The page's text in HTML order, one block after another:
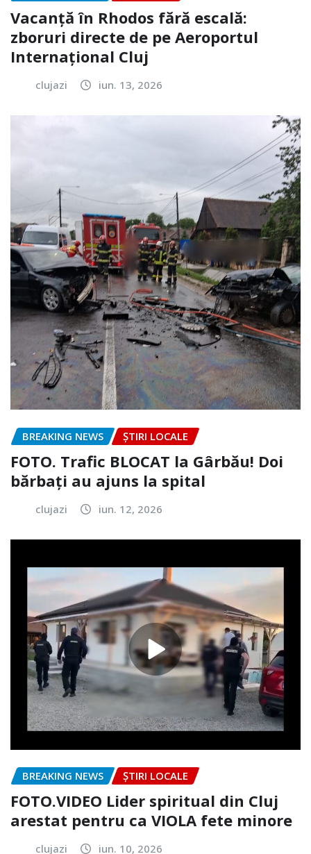
Vacanță în Rhodos fără escală:
zboruri directe de pe Aeroportul
Internațional Cluj
clujazi iun. 13, 2026
BREAKING NEWS ȘTIRI LOCALE
FOTO. Trafic BLOCAT la Gârbău! Doi
bărbați au ajuns la spital
clujazi iun. 12, 2026
BREAKING NEWS ȘTIRI LOCALE
FOTO.VIDEO Lider spiritual din Cluj
arestat pentru ca VIOLA fete minore
clujazi iun. 10, 2026